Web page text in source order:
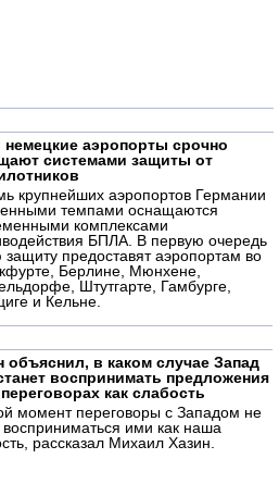
аэропорты срочно
системами защиты от
крупнейших аэропортов Германии
темпами оснащаются
комплексами
БПЛА. В первую очередь
защиту предоставят аэропортам во
Берлине, Мюнхене,
Штутгарте, Гамбурге,
и Кельне.
объяснил, в каком случае Запад
воспринимать предложения
как слабость
момент переговоры с Западом не
восприниматься ими как наша
рассказал Михаил Хазин.